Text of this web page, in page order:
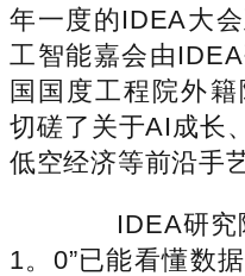
年一度的IDEA大
工智能嘉会由
国国度工程院外
切磋了关于AI成长
低空经济等前沿手
IDEA研究院
1。0”已能看懂数